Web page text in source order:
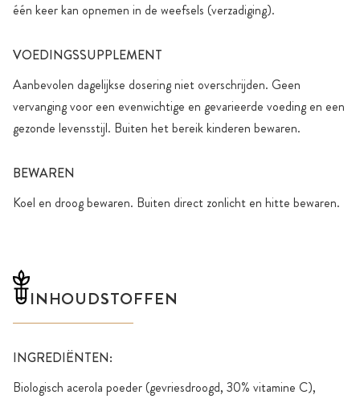
één keer kan opnemen in de weefsels (verzadiging).
VOEDINGSSUPPLEMENT
Aanbevolen dagelijkse dosering niet overschrijden. Geen
vervanging voor een evenwichtige en gevarieerde voeding en een
gezonde levensstijl. Buiten het bereik kinderen bewaren.
BEWAREN
Koel en droog bewaren. Buiten direct zonlicht en hitte bewaren.
INHOUDSTOFFEN
INGREDIËNTEN:
Biologisch acerola poeder (gevriesdroogd, 30% vitamine C),